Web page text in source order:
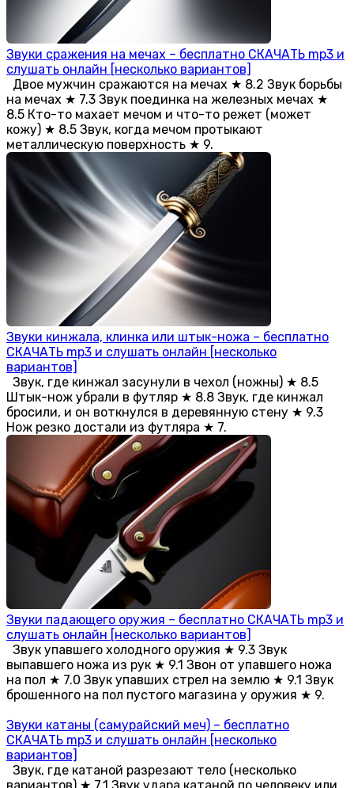
Звуки сражения на мечах – бесплатно СКАЧАТЬ mp3 и
слушать онлайн [несколько вариантов]
Двое мужчин сражаются на мечах ★ 8.2 Звук борьбы
на мечах ★ 7.3 Звук поединка на железных мечах ★
8.5 Кто-то махает мечом и что-то режет (может
кожу) ★ 8.5 Звук, когда мечом протыкают
металлическую поверхность ★ 9.
Звуки кинжала, клинка или штык-ножа – бесплатно
СКАЧАТЬ mp3 и слушать онлайн [несколько
вариантов]
Звук, где кинжал засунули в чехол (ножны) ★ 8.5
Штык-нож убрали в футляр ★ 8.8 Звук, где кинжал
бросили, и он воткнулся в деревянную стену ★ 9.3
Нож резко достали из футляра ★ 7.
Звуки падающего оружия – бесплатно СКАЧАТЬ mp3 и
слушать онлайн [несколько вариантов]
Звук упавшего холодного оружия ★ 9.3 Звук
выпавшего ножа из рук ★ 9.1 Звон от упавшего ножа
на пол ★ 7.0 Звук упавших стрел на землю ★ 9.1 Звук
брошенного на пол пустого магазина у оружия ★ 9.
Звуки катаны (самурайский меч) – бесплатно
СКАЧАТЬ mp3 и слушать онлайн [несколько
вариантов]
Звук, где катаной разрезают тело (несколько